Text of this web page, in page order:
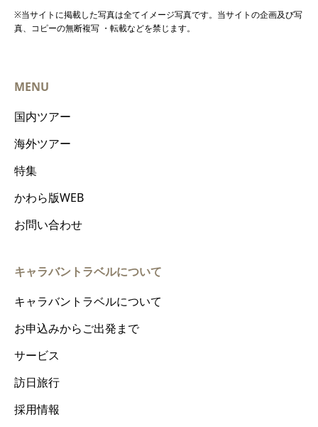
※当サイトに掲載した写真は全てイメージ写真です。当サイトの企画及び写
真、コピーの無断複写 ・転載などを禁じます。
MENU
国内ツアー
海外ツアー
特集
かわら版WEB
お問い合わせ
キャラバントラベルについて
キャラバントラベルについて
お申込みからご出発まで
サービス
訪日旅行
採用情報